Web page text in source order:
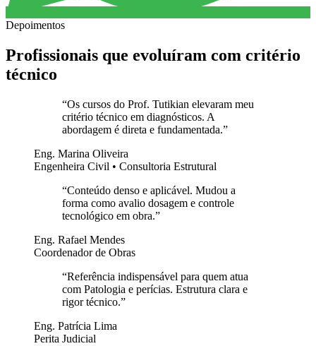
Depoimentos
Profissionais que evoluíram com critério
técnico
“Os cursos do Prof. Tutikian elevaram meu
critério técnico em diagnósticos. A
abordagem é direta e fundamentada.”
Eng. Marina Oliveira
Engenheira Civil • Consultoria Estrutural
“Conteúdo denso e aplicável. Mudou a
forma como avalio dosagem e controle
tecnológico em obra.”
Eng. Rafael Mendes
Coordenador de Obras
“Referência indispensável para quem atua
com Patologia e perícias. Estrutura clara e
rigor técnico.”
Eng. Patrícia Lima
Perita Judicial